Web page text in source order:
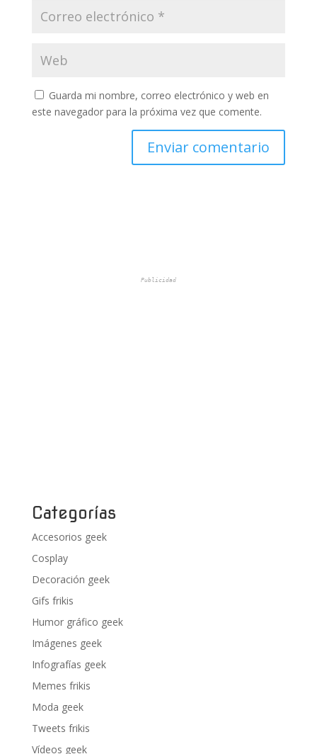
Guarda mi nombre, correo electrónico y web en
este navegador para la próxima vez que comente.
Publicidad
Categorías
Accesorios geek
Cosplay
Decoración geek
Gifs frikis
Humor gráfico geek
Imágenes geek
Infografías geek
Memes frikis
Moda geek
Tweets frikis
Vídeos geek